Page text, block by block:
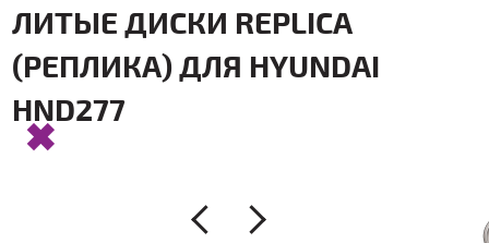
ЛИТЫЕ ДИСКИ REPLICA
(РЕПЛИКА) ДЛЯ HYUNDAI
HND277